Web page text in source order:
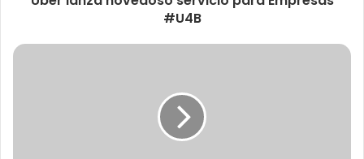
#U4B